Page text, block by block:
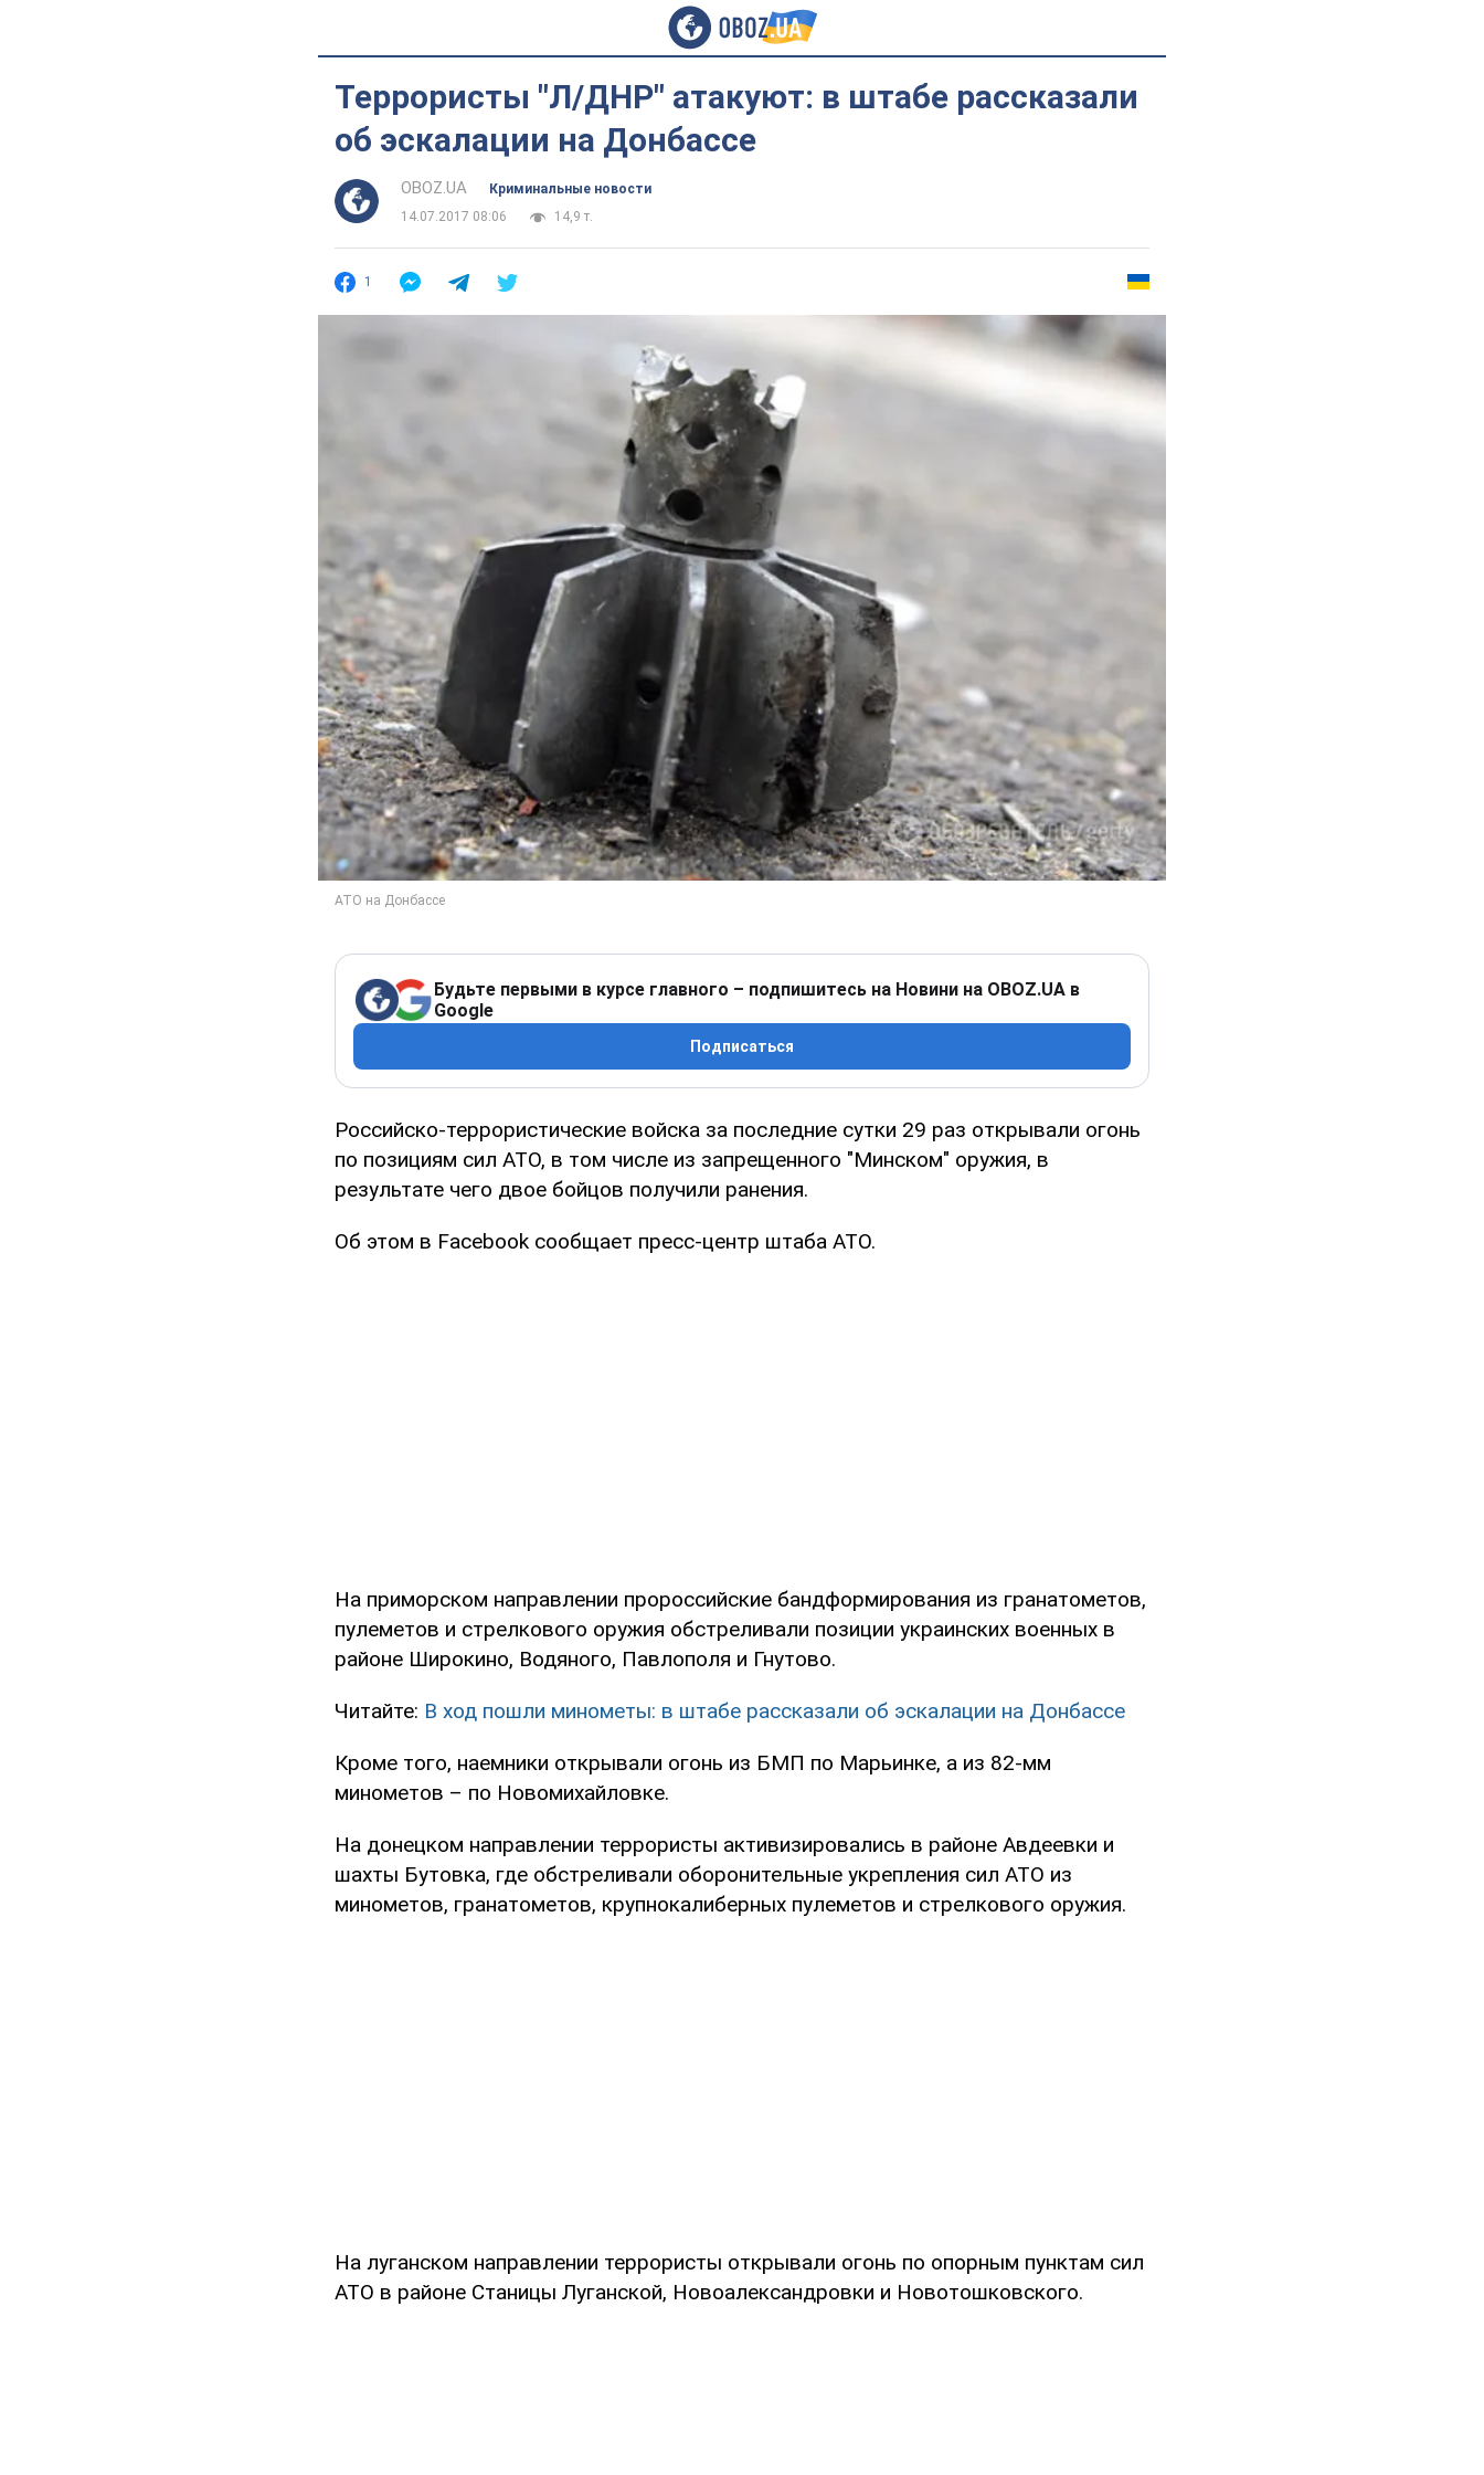
Террористы "Л/ДНР" атакуют: в штабе рассказали
об эскалации на Донбассе
OBOZ.UA
Криминальные новости
14.07.2017 08:06
14,9 т.
1
Будьте первыми в курсе главного – подпишитесь на Новини на OBOZ.UA в
Google
Подписаться
Российско-террористические войска за последние сутки 29 раз открывали огонь
по позициям сил АТО, в том числе из запрещенного "Минском" оружия, в
результате чего двое бойцов получили ранения.
Об этом в Facebook сообщает пресс-центр штаба АТО.
На приморском направлении пророссийские бандформирования из гранатометов,
пулеметов и стрелкового оружия обстреливали позиции украинских военных в
районе Широкино, Водяного, Павлополя и Гнутово.
Читайте: В ход пошли минометы: в штабе рассказали об эскалации на Донбассе
Кроме того, наемники открывали огонь из БМП по Марьинке, а из 82-мм
минометов – по Новомихайловке.
На донецком направлении террористы активизировались в районе Авдеевки и
шахты Бутовка, где обстреливали оборонительные укрепления сил АТО из
минометов, гранатометов, крупнокалиберных пулеметов и стрелкового оружия.
На луганском направлении террористы открывали огонь по опорным пунктам сил
АТО в районе Станицы Луганской, Новоалександровки и Новотошковского.